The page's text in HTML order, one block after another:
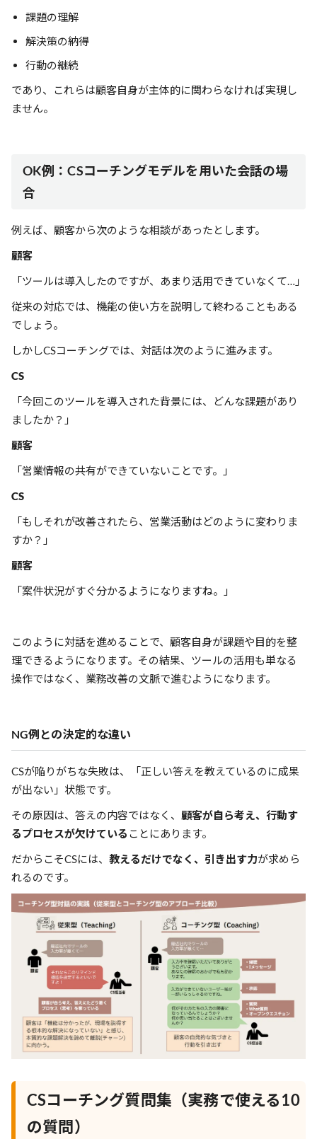
課題の理解
解決策の納得
行動の継続
であり、これらは顧客自身が主体的に関わらなければ実現し
ません。
OK例：CSコーチングモデルを用いた会話の場
合
例えば、顧客から次のような相談があったとします。
顧客
「ツールは導入したのですが、あまり活用できていなくて…」
従来の対応では、機能の使い方を説明して終わることもある
でしょう。
しかしCSコーチングでは、対話は次のように進みます。
CS
「今回このツールを導入された背景には、どんな課題があり
ましたか？」
顧客
「営業情報の共有ができていないことです。」
CS
「もしそれが改善されたら、営業活動はどのように変わりま
すか？」
顧客
「案件状況がすぐ分かるようになりますね。」
このように対話を進めることで、顧客自身が課題や目的を整
理できるようになります。その結果、ツールの活用も単なる
操作ではなく、業務改善の文脈で進むようになります。
NG例との決定的な違い
CSが陥りがちな失敗は、「正しい答えを教えているのに成果
が出ない」状態です。
その原因は、答えの内容ではなく、 顧客が自ら考え、行動す
るプロセスが欠けている ことにあります。
だからこそCSには、 教えるだけでなく、引き出す力が求めら
れるのです。
CSコーチング質問集（実務で使える10
の質問）